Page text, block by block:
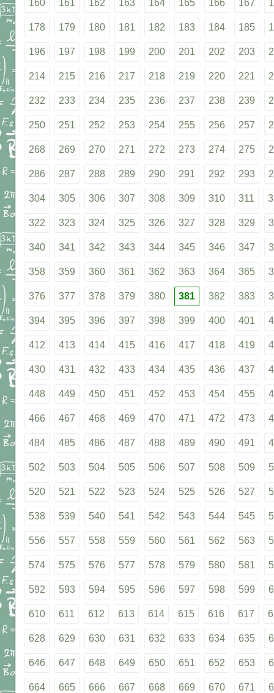
160 161 162 163 164 165 166 167
178 179 180 181 182 183 184 185
196 197 198 199 200 201 202 203
214 215 216 217 218 219 220 221
232 233 234 235 236 237 238 239
250 251 252 253 254 255 256 257
268 269 270 271 272 273 274 275
286 287 288 289 290 291 292 293
304 305 306 307 308 309 310 311
322 323 324 325 326 327 328 329
340 341 342 343 344 345 346 347
358 359 360 361 362 363 364 365
376 377 378 379 380 381 382 383
394 395 396 397 398 399 400 401
412 413 414 415 416 417 418 419
430 431 432 433 434 435 436 437
448 449 450 451 452 453 454 455
466 467 468 469 470 471 472 473
484 485 486 487 488 489 490 491
502 503 504 505 506 507 508 509
520 521 522 523 524 525 526 527
538 539 540 541 542 543 544 545
556 557 558 559 560 561 562 563
574 575 576 577 578 579 580 581
592 593 594 595 596 597 598 599
610 611 612 613 614 615 616 617
628 629 630 631 632 633 634 635
646 647 648 649 650 651 652 653
664 665 666 667 668 669 670 671